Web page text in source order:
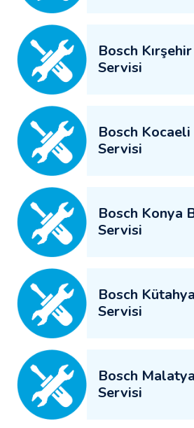
Bosch
Servisi
Bosch
Servisi
Bosch Konya
Servisi
Bosch
Servisi
Bosch
Servisi